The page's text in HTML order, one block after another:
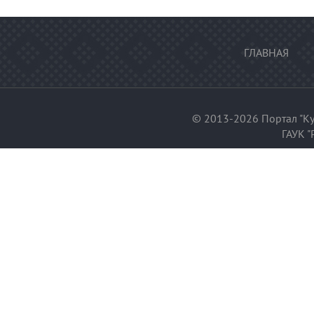
ГЛАВНАЯ
© 2013-2026 Портал
ГАУК